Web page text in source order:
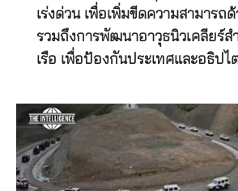
เร่งด่วน เพื่อเพิ่มขีดความสามารถ
รวมถึงการพัฒนาอาวุธนิวเคลียร์
เรือ เพื่อป้องกันประเทศและอธิปไ